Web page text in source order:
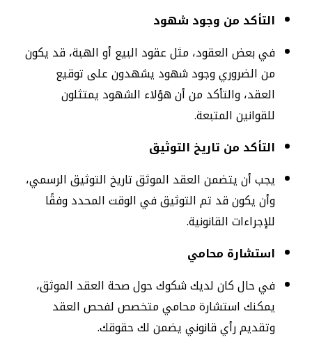
التأكد من وجود شهود
في بعض العقود، مثل عقود البيع أو الهبة، قد يكون
من الضروري وجود شهود يشهدون على توقيع
العقد، والتأكد من أن هؤلاء الشهود يمتثلون
للقوانين المتبعة.
التأكد من تاريخ التوثيق
يجب أن يتضمن العقد الموثق تاريخ التوثيق الرسمي،
وأن يكون قد تم التوثيق في الوقت المحدد وفقًا
للإجراءات القانونية.
استشارة محامي
في حال كان لديك شكوك حول صحة العقد الموثق،
يمكنك استشارة محامي متخصص لفحص العقد
وتقديم رأي قانوني يضمن لك حقوقك.